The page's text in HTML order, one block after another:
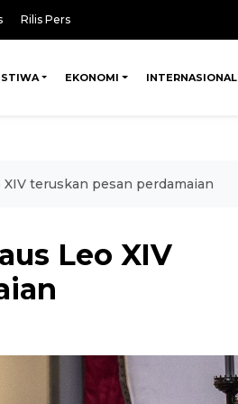
Rilis Pers
EKONOMI INTERNASIONAL
teruskan pesan perdamaian
Leo XIV